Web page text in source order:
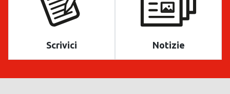
Scrivici Notizie